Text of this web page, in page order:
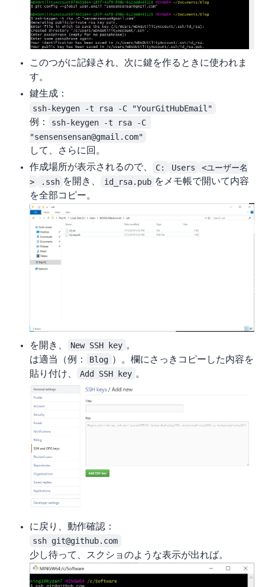
この2つがGitに記録され、次にSSH鍵を作るときに使われま
す。
鍵生成：
ssh-keygen -t rsa -C "YourGitHubEmail"
例：
ssh-keygen -t rsa -C
"sensensensan@gmail.com"
Enterして、さらに3回Enter。
作成場所が表示されるので、
C: Users
<ユーザー名
>
.ssh を開き、 id_rsa.pub をメモ帳で開いて内容
を全部コピー。
を開き、 New SSH key 。
Titleは適当（例：
Blog ）。Key欄にさっきコピーした内容を
貼り付け、
Add SSH key 。
Git Bashに戻り、動作確認：
ssh git@github.com
少し待って、スクショのような表示が出ればOK。